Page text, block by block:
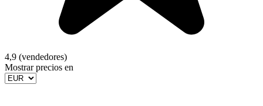
4,9 (vendedores)
Mostrar precios en